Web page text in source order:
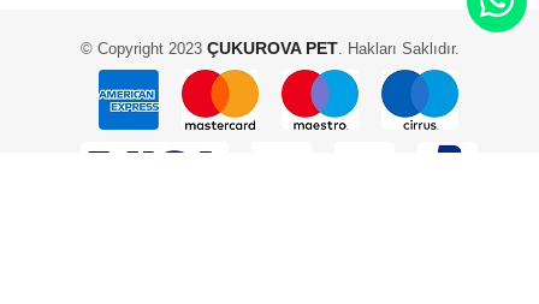
© Copyright 2023ÇUKUROVA PET. Hakları Saklıdır.